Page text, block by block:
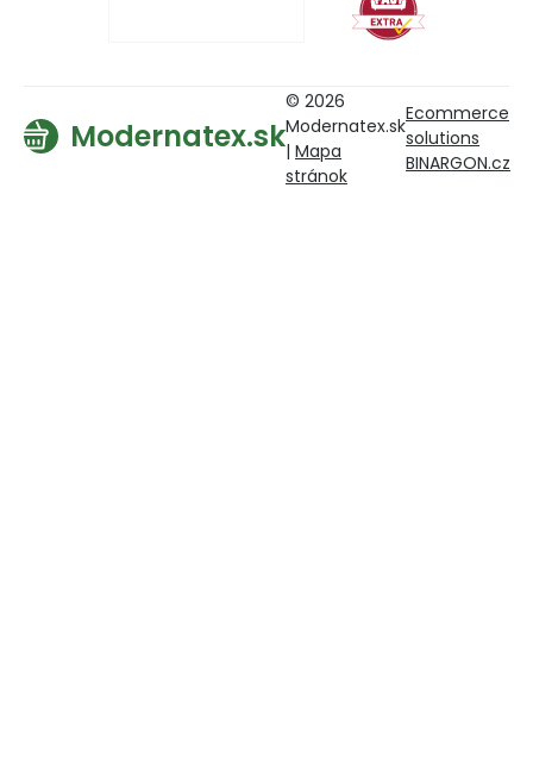
Modernatex.sk
© 2026
Modernatex.sk
| Mapa
stránok
Ecommerce
solutions
BINARGON.cz